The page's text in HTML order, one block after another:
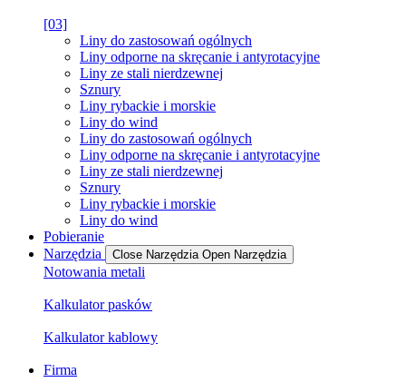
[03]
Liny do zastosowań ogólnych
Liny odporne na skręcanie i antyrotacyjne
Liny ze stali nierdzewnej
Sznury
Liny rybackie i morskie
Liny do wind
Liny do zastosowań ogólnych
Liny odporne na skręcanie i antyrotacyjne
Liny ze stali nierdzewnej
Sznury
Liny rybackie i morskie
Liny do wind
Pobieranie
Narzędzia
Close Narzędzia Open Narzędzia
Notowania metali
Kalkulator pasków
Kalkulator kablowy
Firma